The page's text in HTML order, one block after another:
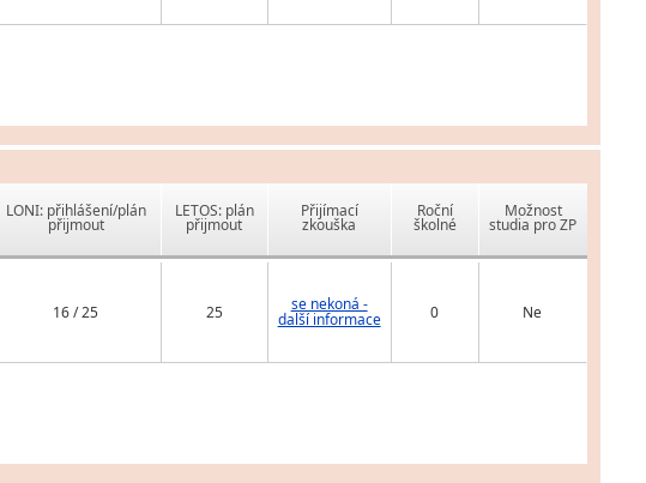
LONI: přihlášení/plán
přijmout
LETOS: plán
přijmout
Přijímací
zkouška
Roční
školné
Možnost
studia pro ZP
16 / 25 25 se nekoná -
další informace 0 Ne